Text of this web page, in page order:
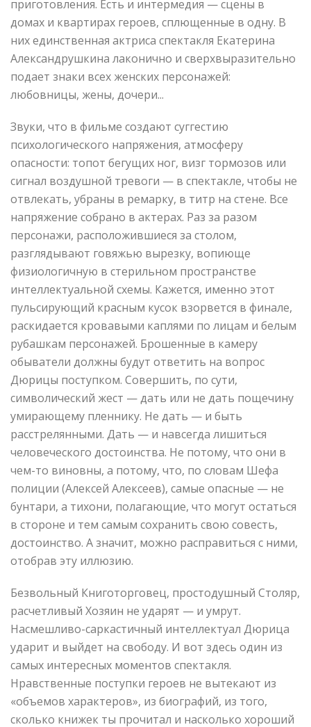
приготовления. Есть и интермедия — сцены в
домах и квартирах героев, сплющенные в одну. В
них единственная актриса спектакля Екатерина
Александрушкина лаконично и сверхвыразительно
подает знаки всех женских персонажей:
любовницы, жены, дочери...
Звуки, что в фильме создают суггестию
психологического напряжения, атмосферу
опасности: топот бегущих ног, визг тормозов или
сигнал воздушной тревоги — в спектакле, чтобы не
отвлекать, убраны в ремарку, в титр на стене. Все
напряжение собрано в актерах. Раз за разом
персонажи, расположившиеся за столом,
разглядывают говяжью вырезку, вопиюще
физиологичную в стерильном пространстве
интеллектуальной схемы. Кажется, именно этот
пульсирующий красным кусок взорвется в финале,
раскидается кровавыми каплями по лицам и белым
рубашкам персонажей. Брошенные в камеру
обыватели должны будут ответить на вопрос
Дюрицы поступком. Совершить, по сути,
символический жест — дать или не дать пощечину
умирающему пленнику. Не дать — и быть
расстрелянными. Дать — и навсегда лишиться
человеческого достоинства. Не потому, что они в
чем-то виновны, а потому, что, по словам Шефа
полиции (Алексей Алексеев), самые опасные — не
бунтари, а тихони, полагающие, что могут остаться
в стороне и тем самым сохранить свою совесть,
достоинство. А значит, можно расправиться с ними,
отобрав эту иллюзию.
Безвольный Книготорговец, простодушный Столяр,
расчетливый Хозяин не ударят — и умрут.
Насмешливо-саркастичный интеллектуал Дюрица
ударит и выйдет на свободу. И вот здесь один из
самых интересных моментов спектакля.
Нравственные поступки героев не вытекают из
«объемов характеров», из биографий, из того,
сколько книжек ты прочитал и насколько хороший